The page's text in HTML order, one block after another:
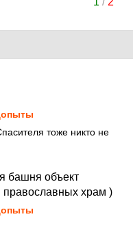
тоже никто не
башня объект
православных храм )